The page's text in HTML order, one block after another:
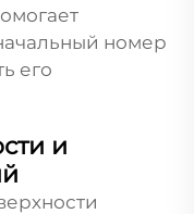
номер
его
и